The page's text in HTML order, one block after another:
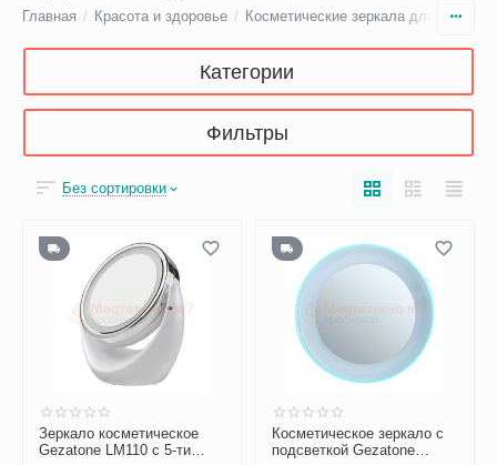
Главная / Красота и здоровье / Косметические зеркала для макияжа
Категории
Фильтры
Без сортировки
Зеркало косметическое
Gezatone LM110 с 5-ти
Косметическое зеркало с
подсветкой Gezatone